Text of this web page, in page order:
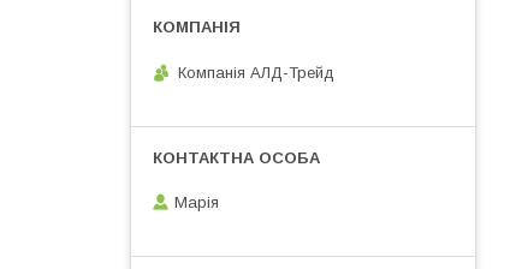
Компанія АЛД-Трейд
Марія